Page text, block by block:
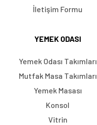
İletişim Formu
YEMEK ODASI
Yemek Odası Takımları
Mutfak Masa Takımları
Yemek Masası
Konsol
Vitrin